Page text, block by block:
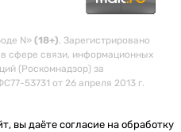
N» (18+). Зарегистрировано
сфере связи, информационных
(Роскомнадзор) за
53731 от 26 апреля 2013 г.
вы даёте согласие на обработку